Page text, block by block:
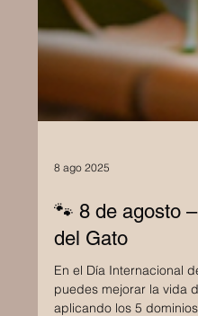
🐾 8 de agosto